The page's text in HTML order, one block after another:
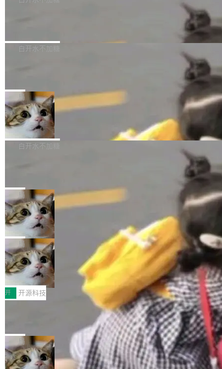
w 不要求标准普通话，方言识别覆盖粤语、吴语
容提供的字体时出现的几个问题 为避免音频加
质的最低采样率）的音频格式将被拒绝 修复了 C
SS 圆角虚线样式中可能存在的问题 如果表单中
的图像元素不在同一个子树中，则它们将不再关
联 加...
发布的 Release Notes，他利用 AI 工具（如 Co
最强的若干项。对于尚未正式发版的 PG 19，则
通过拉取过去一年内（从 PG 18 Beta1 时间点
至今）的所有 commit，同样交由 AI 分析提炼。
经过人工复核，准确度令人满意。这一方法也为
社区爱好者提供了高效跟踪新版本的思路。
白开水不加糖
维护工作一直与我的日常工作、家务、社交生活
和休闲娱乐竞争时间。" 这是 libexpat 维护者 S
ebastian Pipping 写在博客里的话。8 月 4 日，
他宣布了一个新消息：从 2026 年 8 月 1 日起，
他可以全职维护 libexpat 了，最长 6 个月。发
库之一。你的操作系统、浏览器、无数的基础设
施软件，很可能都在用它。而过去十年，维护它
的人一直在用业余...
局
Firefox 153.0.3 发布
Firefox 153.0.3 现已发布，具体更新内容如
下： New Smart Window 包含多项增强功能：
gi?id=2019042">Bug&nbsp;2019042</a>）</l
i> <li>现在，助手可以直接使用 Exa 的网络搜索
结果回答问题，而无需将问题转交给搜索引擎。
（<a href="https://bugzilla.mozilla.org/show_
bug.cgi?id=204...
白开水不加糖
的 npm 包。项目的核心论点是：容器不适合 Ag
ent 计算。真正适合的，是 Isolate。 Cloudflare
工程师在这件事上没什么可谦虚的——他们用 W
orkers 跑了十年 Isolate。用 CEO Matthew Pri
nce 的话说：「我们一生都在用 Isolate 运行代
码，而 AI Agent 不需要容器，它们需要的是 Iso
late。」 容器为什么不合适 容器的问题在于启动
和销毁都太重了。一个 Agent 要执行的任务可能
只需要几毫秒的 CPU 时间，但容器从冷启动到
就绪要花数秒。如果未来有十...
局
OpenAI 公开邮件和聊天记录回应苹果
诉讼，称“Apple is getting this wron
g”
上个月，苹果一纸诉状把 OpenAI 告上法庭，指
控其挖角苹果前员工并窃取商业秘密。苹果的诉
状把 OpenAI 描述成一个系统性地从前东家挖
人、套取机密信息的对手。 OpenAI 没发律师
函，也没选择庭外沉默。它在官网贴了一篇博
文，标题只有六个字：Apple is getting this wro
ng。 然后，它把邮件往来和 iMessage 聊天记
录全贴了出来。 他发错人了 苹果外部律师 Gabr
iel Gross 来自 Weil 律所，2 月 23 日下午 5:53
给 OpenAI 总法律顾问 Che Chang 发了封邮
件，附了一封长信，要求 OpenAI 配合调查前苹
果员工带走机密信...
局
HUAWEI MatePad Edge上架WorkBu
ddy鸿蒙PC版，说话就能干活的AI办公
搭子
全能AI工作台WorkBuddy鸿蒙PC版上架HUAWE
I MatePad Edge应用市场，直接下载即可使
用，与鸿蒙电脑上的体验一致。值得一提的是，
这是目前市面上唯一支持平板接入WorkBuddy P
C版的产品，搭载“人机双写”重磅功能——你写
你的，AI写AI的，同屏协作互不干扰。一句话让
AI帮你干活，现在开启全新体验！ 温馨提示：
体验WorkBuddy鸿蒙PC版前，请将 HUAWEI M
开 开源科技
FFmpeg 9.0 发布：代号“Lei”，以此纪
全球知名开源多媒体框架 FFmpeg 今天正式发
布了 9.0 版本。这个版本除了带来新一代音视频
处理能力和硬件加速支持之外，还有一个特殊之
处：FFmpeg 9.0 的代号是“Lei”。 这个名字，
局
亚马逊成本失控：AI 写代码烧掉 1215